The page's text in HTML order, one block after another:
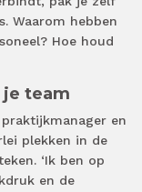
Waarom hebben
Hoe houd
team
en
plekken in de
‘Ik ben op
en de